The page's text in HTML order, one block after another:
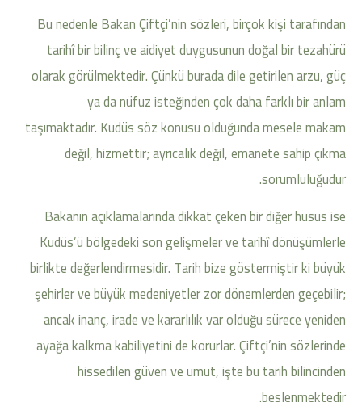
Bu nedenle Bakan Çiftçi’nin sözleri, birçok kişi tarafından
tarihî bir bilinç ve aidiyet duygusunun doğal bir tezahürü
olarak görülmektedir. Çünkü burada dile getirilen arzu, güç
ya da nüfuz isteğinden çok daha farklı bir anlam
taşımaktadır. Kudüs söz konusu olduğunda mesele makam
değil, hizmettir; ayrıcalık değil, emanete sahip çıkma
sorumluluğudur.
Bakanın açıklamalarında dikkat çeken bir diğer husus ise
Kudüs’ü bölgedeki son gelişmeler ve tarihî dönüşümlerle
birlikte değerlendirmesidir. Tarih bize göstermiştir ki büyük
şehirler ve büyük medeniyetler zor dönemlerden geçebilir;
ancak inanç, irade ve kararlılık var olduğu sürece yeniden
ayağa kalkma kabiliyetini de korurlar. Çiftçi’nin sözlerinde
hissedilen güven ve umut, işte bu tarih bilincinden
beslenmektedir.